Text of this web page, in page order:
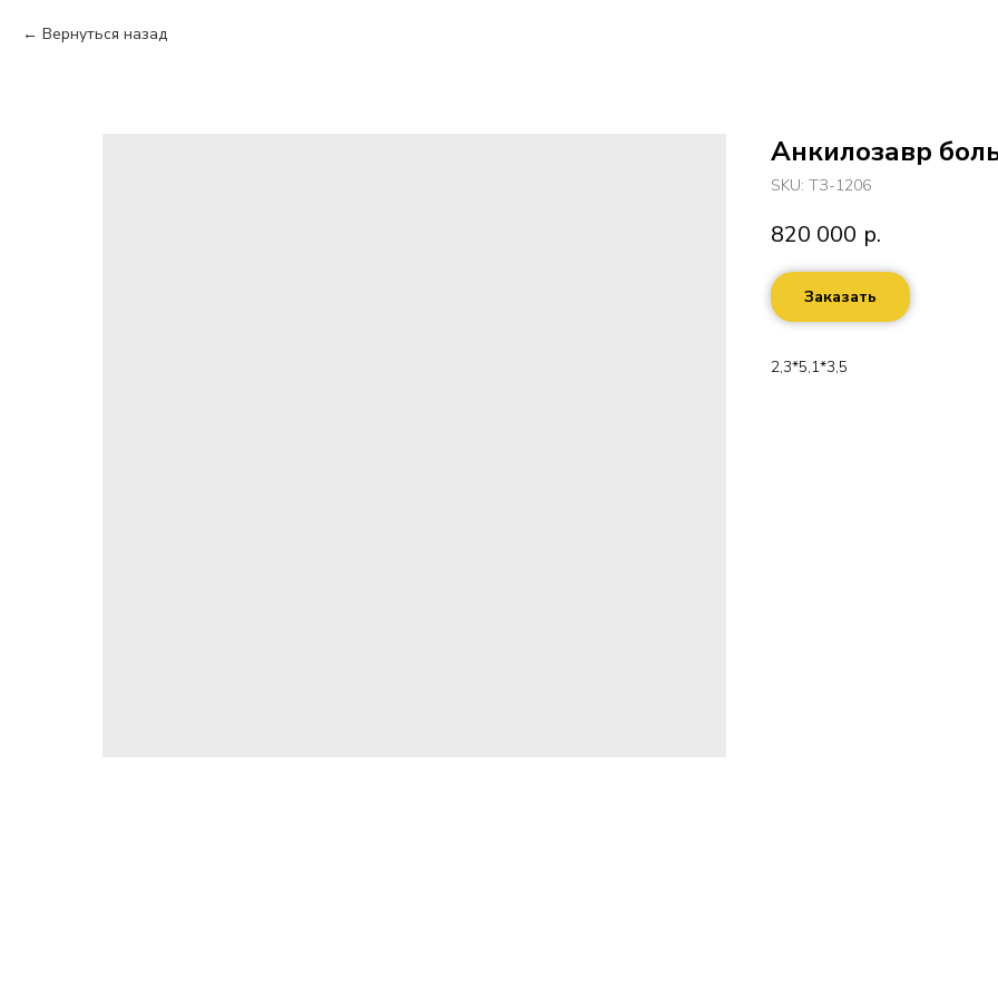
Вернуться назад
Анкилозавр
SKU: ТЗ-1206
820 000 р.
Заказать
2,3*5,1*3,5